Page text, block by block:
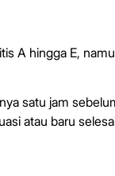
A hingga E,
satu jam
atau baru